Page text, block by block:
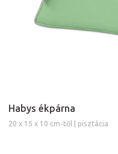
Habys ékpárna
20 x 15 x 10 cm-től | pisztácia